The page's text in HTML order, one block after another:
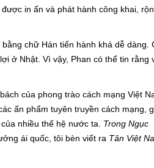
in ấn và phát hành công khai,
chữ Hán tiến hành khá dễ dàng.
ở Nhật. Vì vậy, Phan có thể tin rằng
của phong trào cách mạng Việt
ấn phẩm tuyên truyền cách mạng,
nhiều thế hệ nước ta. Trong Ngục
ái quốc, tôi bèn viết ra Tân Việt